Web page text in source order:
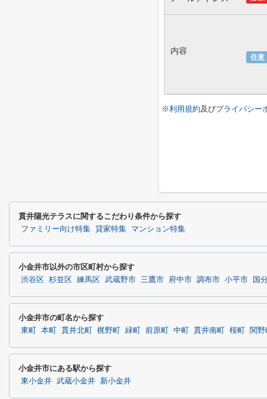
任意
内容
※利用規約及びプライバシー
貫井陽光テラスに関するこだわり条件から探す
ファミリー向け特集 貸家特集 マンション特集
小金井市以外の市区町村から探す
渋谷区 杉並区 練馬区 武蔵野市 三鷹市 府中市 調布市 小平市 国
小金井市の町名から探す
東町 本町 貫井北町 梶野町 緑町 前原町 中町 貫井南町 桜町 関野
小金井市にある駅から探す
東小金井 武蔵小金井 新小金井